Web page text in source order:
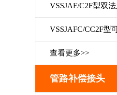
VSSJAF/C2F型双
查看更多>>
管路补偿接头